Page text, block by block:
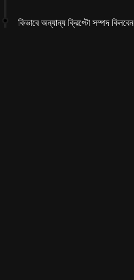
কিভাবে অন্যান্য ক্রিপ্টো সম্পদ কিনবেন